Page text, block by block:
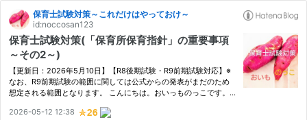
保育士試験対策～これだけはやっておけ～
id:noccosan123
保育士試験対策(「保育所保育指針」の重要事項
～その2～)
【更新日：2026年5月10日】【R8後期試験・R9前期試験対応】※
なお、R9前期試験の範囲に関しては公式からの発表がまだのため
想定される範囲となります。 こんにちは。おいっものっこです。
て、『保育所保育指針』の第2章の重要な部分を取り上げていきた
2026-05-12 12:38